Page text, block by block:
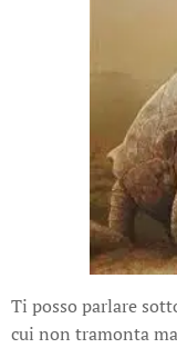
Ti posso parlare
cui non tramonta